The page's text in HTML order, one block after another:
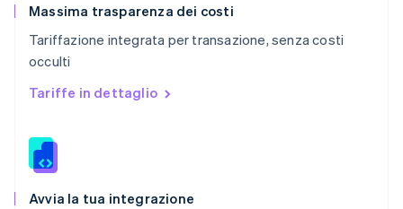
Massima trasparenza dei costi
Tariffazione integrata per transazione, senza costi
occulti
Tariffe in dettaglio
Avvia la tua integrazione
English
English
Romania
English
Slovacchia
Slovenia
English Italiano